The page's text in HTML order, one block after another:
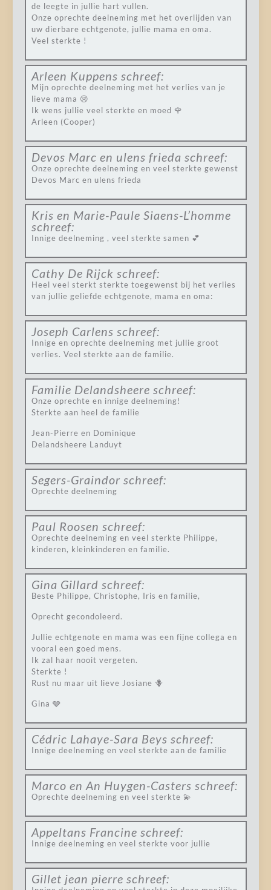
de leegte in jullie hart vullen.
Onze oprechte deelneming met het overlijden van
uw dierbare echtgenote, jullie mama en oma.
Veel sterkte !
Arleen Kuppens schreef:
Mijn oprechte deelneming met het verlies van je
lieve mama 😢
Ik wens jullie veel sterkte en moed 🌹
Arleen (Cooper)
Devos Marc en ulens frieda schreef:
Onze oprechte deelneming en veel sterkte gewenst
Devos Marc en ulens frieda
Kris en Marie-Paule Siaens-L’homme
schreef:
Innige deelneming , veel sterkte samen 💕
Cathy De Rijck schreef:
Heel veel sterkt sterkte toegewenst bij het verlies
van jullie geliefde echtgenote, mama en oma:
Joseph Carlens schreef:
Innige en oprechte deelneming met jullie groot
verlies. Veel sterkte aan de familie.
Familie Delandsheere schreef:
Onze oprechte en innige deelneming!
Sterkte aan heel de familie
Jean-Pierre en Dominique
Delandsheere Landuyt
Segers-Graindor schreef:
Oprechte deelneming
Paul Roosen schreef:
Oprechte deelneming en veel sterkte Philippe,
kinderen, kleinkinderen en familie.
Gina Gillard schreef:
Beste Philippe, Christophe, Iris en familie,
Oprecht gecondoleerd.
Jullie echtgenote en mama was een fijne collega en
vooral een goed mens.
Ik zal haar nooit vergeten.
Sterkte !
Rust nu maar uit lieve Josiane 🪻
Gina 🩶
Cédric Lahaye-Sara Beys schreef:
Innige deelneming en veel sterkte aan de familie
Marco en An Huygen-Casters schreef:
Oprechte deelneming en veel sterkte 💫
Appeltans Francine schreef:
Innige deelneming en veel sterkte voor jullie
Gillet jean pierre schreef: